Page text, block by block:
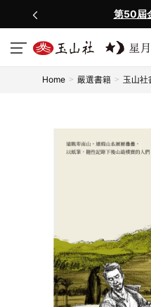
第50屆金鼎
Home 嚴選書籍 玉山社